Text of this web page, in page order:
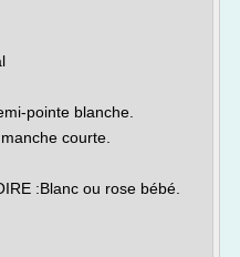
pointe blanche.
courte.
:Blanc ou rose bébé.